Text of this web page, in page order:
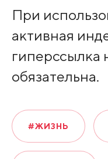
При
активная
гиперссылка
обязательна.
#ЖИЗНЬ